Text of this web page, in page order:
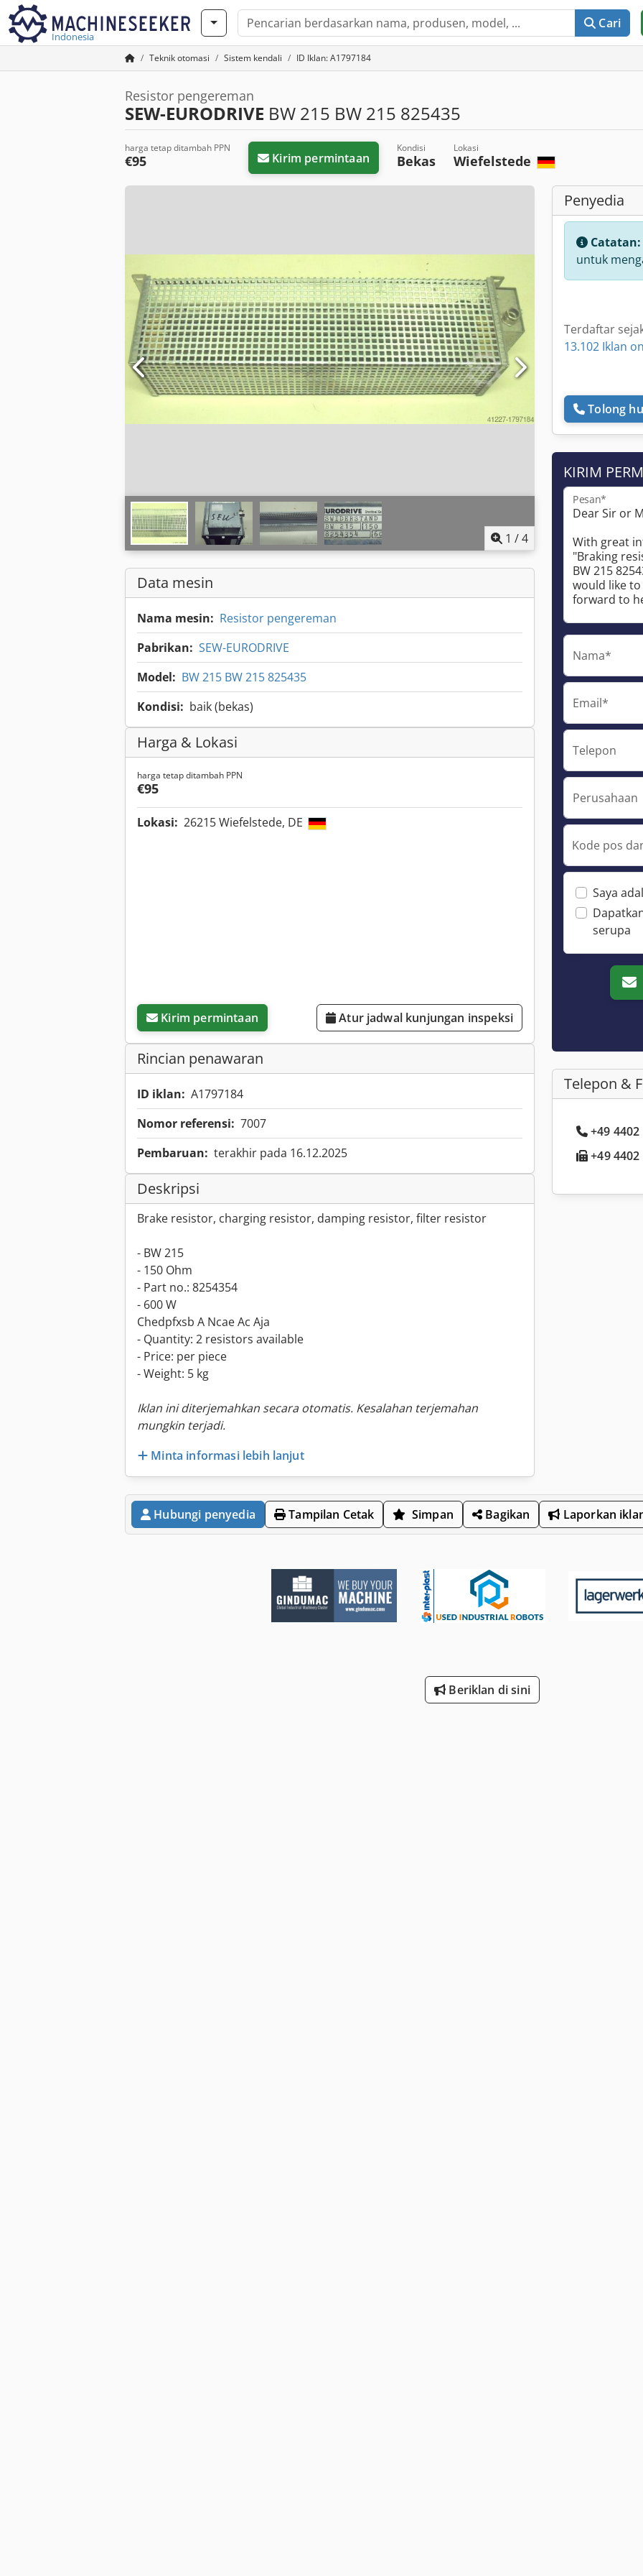
Indonesia
Cari
Teknik otomasi Sistem kendali ID Iklan: A1797184
Resistor pengereman
SEW-EURODRIVE BW 215 BW 215 825435
harga tetap ditambah PPN
€95 Kirim permintaan
Kondisi
Bekas
Lokasi
Wiefelstede
1 /4
Data mesin
Nama mesin: Resistor pengereman
Pabrikan: SEW-EURODRIVE
Model: BW 215 BW 215 825435
Kondisi: baik (bekas)
Harga & Lokasi
harga tetap ditambah PPN
€95
Lokasi: 26215 Wiefelstede, DE
Kirim permintaan Atur jadwal kunjungan inspeksi
Rincian penawaran
ID iklan: A1797184
Nomor referensi: 7007
Pembaruan: terakhir pada 16.12.2025
Deskripsi
Brake resistor, charging resistor, damping resistor, filter resistor
- BW 215
- 150 Ohm
- Part no.: 8254354
- 600 W
Chedpfxsb A Ncae Ac Aja
- Quantity: 2 resistors available
- Price: per piece
- Weight: 5 kg
Iklan ini diterjemahkan secara otomatis. Kesalahan terjemahan
mungkin terjadi.
Minta informasi lebih lanjut
Penyedia
Catatan:
untuk
Terdaftar
13.102 Iklan
Tolong
KIRIM
Pesan*
Nama*
Email*
Telepon
Perusahaan
Kode pos
Saya
serupa
Telepon &
+49
+49
Hubungi penyedia Tampilan Cetak Simpan Bagikan Laporkan
Beriklan di sini